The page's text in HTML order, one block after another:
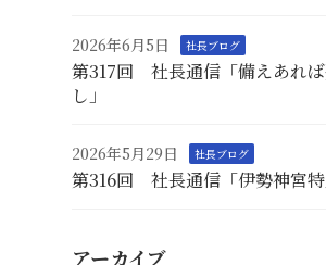
2026年6月5日 社長ブログ
第317回 社長通信「備えあれ
し」
2026年5月29日 社長ブログ
第316回 社長通信「伊勢神宮特
アーカイブ